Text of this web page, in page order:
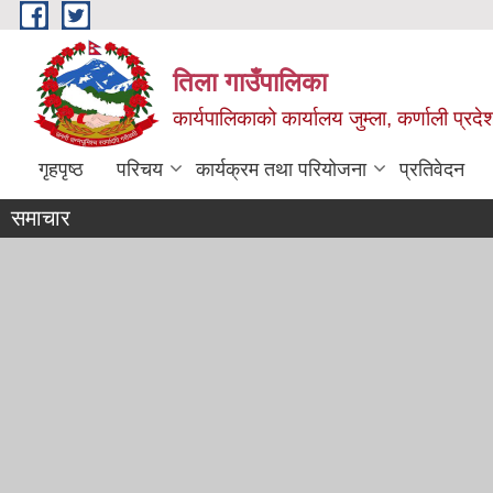
Skip to main content
तिला गाउँपालिका
कार्यपालिकाको कार्यालय जुम्ला, कर्णाली
गृहपृष्ठ परिचय कार्यक्रम तथा परियोजना प्रतिवेदन
समाचार